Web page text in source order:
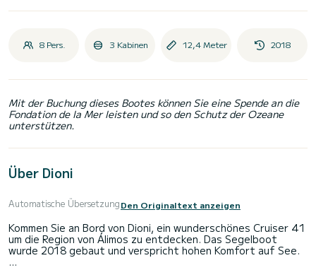
8 Pers. 3 Kabinen 12,4 Meter 2018
Mit der Buchung dieses Bootes können Sie eine Spende an die
Fondation de la Mer leisten und so den Schutz der Ozeane
unterstützen.
Über Dioni
Automatische ÜbersetzungDen Originaltext anzeigen
Kommen Sie an Bord von Dioni, ein wunderschönes Cruiser 41
um die Region von Álimos zu entdecken. Das Segelboot
wurde 2018 gebaut und verspricht hohen Komfort auf See.